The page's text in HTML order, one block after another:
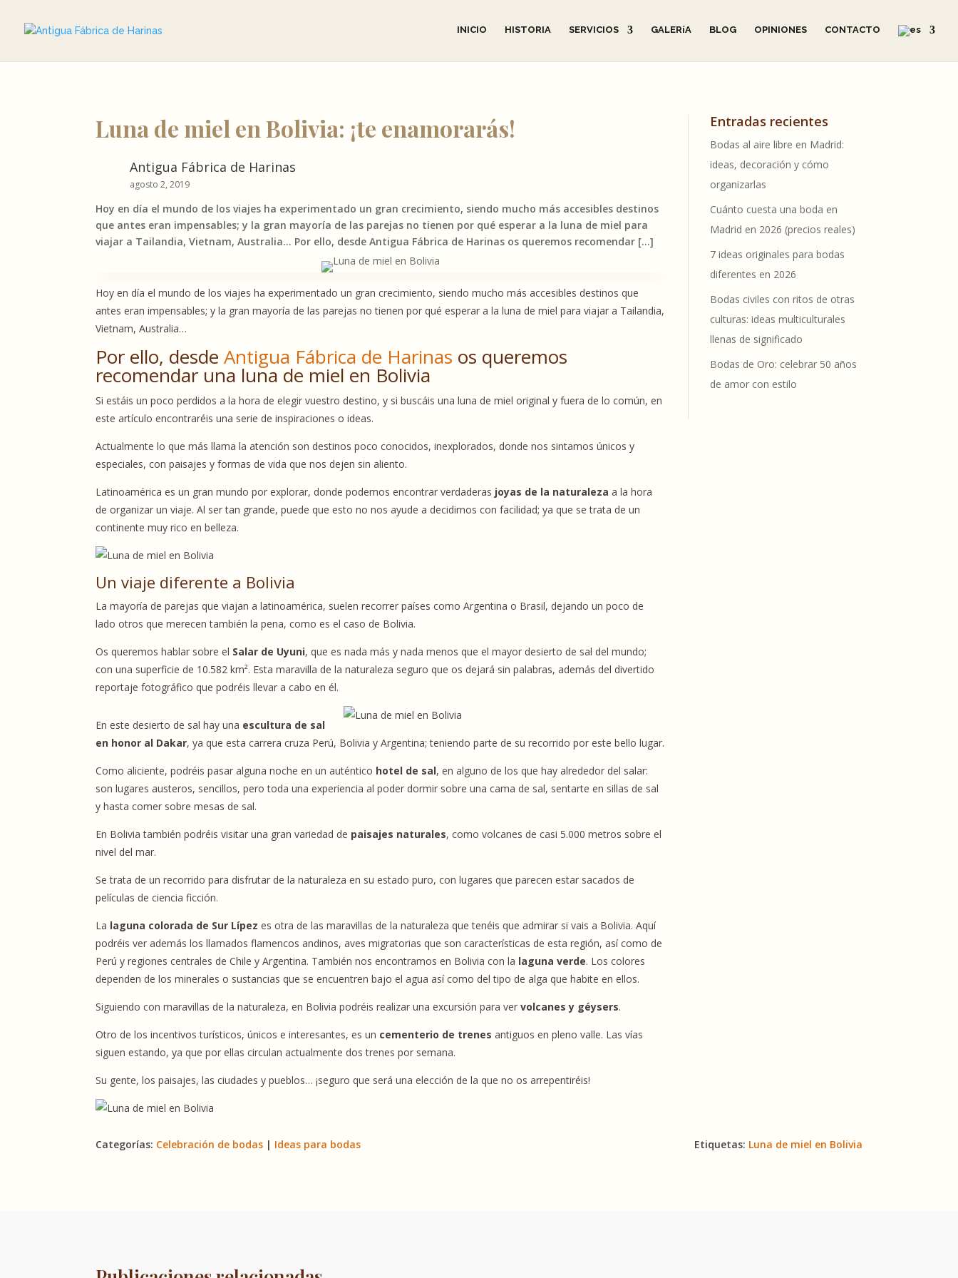
INICIO HISTORIA SERVICIOS GALERíA BLOG OPINIONES CONTACTO
Luna de miel en Bolivia: ¡te enamorarás!
Antigua Fábrica de Harinas
agosto 2, 2019
Hoy en día el mundo de los viajes ha experimentado un gran crecimiento, siendo mucho más accesibles destinos
que antes eran impensables; y la gran mayoría de las parejas no tienen por qué esperar a la luna de miel para
viajar a Tailandia, Vietnam, Australia… Por ello, desde Antigua Fábrica de Harinas os queremos recomendar […]
Hoy en día el mundo de los viajes ha experimentado un gran crecimiento, siendo mucho más accesibles destinos que
antes eran impensables; y la gran mayoría de las parejas no tienen por qué esperar a la luna de miel para viajar a Tailandia,
Vietnam, Australia…
Por ello, desdeAntigua Fábrica de Harinas os queremos
recomendar una luna de miel en Bolivia
Si estáis un poco perdidos a la hora de elegir vuestro destino, y si buscáis una luna de miel original y fuera de lo común, en
este artículo encontraréis una serie de inspiraciones o ideas.
Actualmente lo que más llama la atención son destinos poco conocidos, inexplorados, donde nos sintamos únicos y
especiales, con paisajes y formas de vida que nos dejen sin aliento.
Latinoamérica es un gran mundo por explorar, donde podemos encontrar verdaderas joyas de la naturaleza a la hora
de organizar un viaje. Al ser tan grande, puede que esto no nos ayude a decidirnos con facilidad; ya que se trata de un
continente muy rico en belleza.
Un viaje diferente a Bolivia
La mayoría de parejas que viajan a latinoamérica, suelen recorrer países como Argentina o Brasil, dejando un poco de
lado otros que merecen también la pena, como es el caso de Bolivia.
Os queremos hablar sobre el Salar de Uyuni, que es nada más y nada menos que el mayor desierto de sal del mundo;
con una superficie de 10.582 km². Esta maravilla de la naturaleza seguro que os dejará sin palabras, además del divertido
reportaje fotográfico que podréis llevar a cabo en él.
En este desierto de sal hay una escultura de sal
en honor al Dakar, ya que esta carrera cruza Perú, Bolivia y Argentina; teniendo parte de su recorrido por este bello lugar.
Como aliciente, podréis pasar alguna noche en un auténtico hotel de sal, en alguno de los que hay alrededor del salar:
son lugares austeros, sencillos, pero toda una experiencia al poder dormir sobre una cama de sal, sentarte en sillas de sal
y hasta comer sobre mesas de sal.
En Bolivia también podréis visitar una gran variedad de paisajes naturales, como volcanes de casi 5.000 metros sobre el
nivel del mar.
Se trata de un recorrido para disfrutar de la naturaleza en su estado puro, con lugares que parecen estar sacados de
películas de ciencia ficción.
La laguna colorada de Sur Lípez es otra de las maravillas de la naturaleza que tenéis que admirar si vais a Bolivia. Aquí
podréis ver además los llamados flamencos andinos, aves migratorias que son características de esta región, así como de
Perú y regiones centrales de Chile y Argentina. También nos encontramos en Bolivia con la laguna verde. Los colores
dependen de los minerales o sustancias que se encuentren bajo el agua así como del tipo de alga que habite en ellos.
Siguiendo con maravillas de la naturaleza, en Bolivia podréis realizar una excursión para vervolcanes y géysers.
Otro de los incentivos turísticos, únicos e interesantes, es un cementerio de trenes antiguos en pleno valle. Las vías
siguen estando, ya que por ellas circulan actualmente dos trenes por semana.
Su gente, los paisajes, las ciudades y pueblos… ¡seguro que será una elección de la que no os arrepentiréis!
Entradas recientes
Bodas al aire libre en Madrid:
ideas, decoración y cómo
organizarlas
Cuánto cuesta una boda en
Madrid en 2026 (precios reales)
7 ideas originales para bodas
diferentes en 2026
Bodas civiles con ritos de otras
culturas: ideas multiculturales
llenas de significado
Bodas de Oro: celebrar 50 años
de amor con estilo
Categorías: Celebración de bodas | Ideas para bodas Etiquetas: Luna de miel en Bolivia